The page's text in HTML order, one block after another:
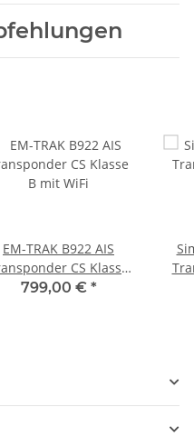
EM-TRAK B922 AIS
CS Klasse
B mit WiFi
799,00 € *